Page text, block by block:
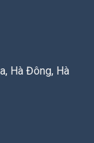
Hà Đông, Hà